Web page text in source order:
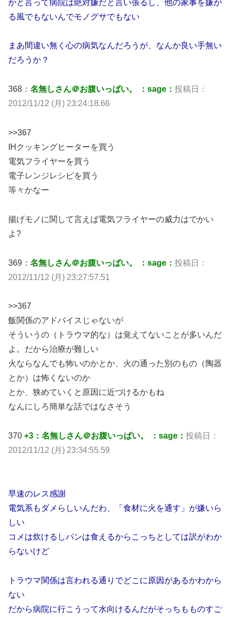
かと言って病院は絶対嫌だと言い張るし、他の家事を嫌が
る風でもないんでモノグサでもない
まあ間違い無く心の病気なんだろうが、なんか良い手無い
だろうか？
368： 名無しさん＠お腹いっぱい。 ：sage： 投稿日：
2012/11/12 (月) 23:24:18.66
>>367
IHクッキングヒーターを買う
電気フライヤーを買う
電子レンジレシピを買う
等々かなー
揚げモノに関して言えば電気フライヤーの威力はでかい
よ?
369： 名無しさん＠お腹いっぱい。 ：sage： 投稿日：
2012/11/12 (月) 23:27:57.51
>>367
飯関係のアドバイスじゃないが
そういうの（トラウマ的な）は覚えてないことが多いんだ
よ。だから治療が難しい
火ならなんでも怖いのかとか、火の通った別のもの（陶器
とか）は怖くないのか
とか、狭めていくと原因に近づけるかもね
なんにしろ簡単な話ではなさそう
370 +3：名無しさん＠お腹いっぱい。 ：sage： 投稿日：
2012/11/12 (月) 23:34:55.59
早速のレス感謝
電気系もダメらしいんだわ、「食材に火を通す」が嫌いら
しい
コメは炊けるしパンは食えるからこっちとしては訳がわか
らないけど
トラウマ関係は言われる通りでどこに原因があるかわから
ない
だから病院に行こうって水向けるんだがそっちもものすご